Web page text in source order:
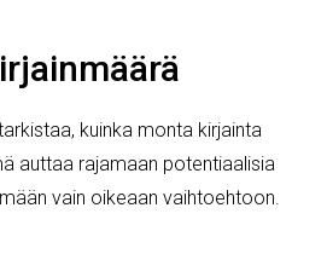
kuinka monta kirjainta
auttaa rajamaan potentiaalisia
vain oikeaan vaihtoehtoon.